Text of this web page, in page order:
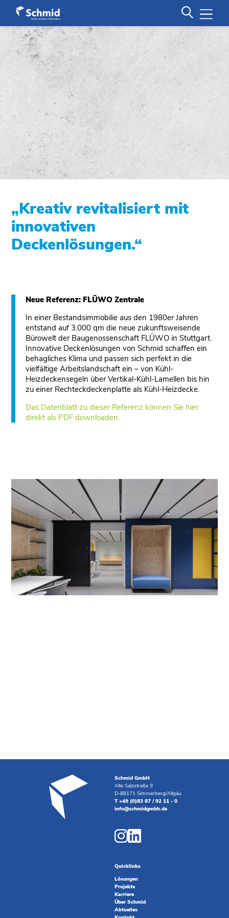
„Kreativ revitalisiert mit
innovativen
Deckenlösungen.“
Neue Referenz: FLÜWO Zentrale
In einer Bestandsimmobilie aus den 1980er Jahren
entstand auf 3.000 qm die neue zukunftsweisende
Bürowelt der Baugenossenschaft FLÜWO in Stuttgart.
Innovative Deckenlösungen von Schmid schaﬀen ein
behagliches Klima und passen sich perfekt in die
vielfältige Arbeitslandschaft ein – von Kühl-
Heizdeckensegeln über Vertikal-Kühl-Lamellen bis hin
zu einer Rechteckdeckenplatte als Kühl-Heizdecke.
Das Datenblatt zu dieser Referenz können Sie hier
direkt als PDF downloaden.
Schmid GmbH
Alte Salzstraße 9
D-88171 Simmerberg/Allgäu
T +49 (0)83 87 / 92 11 - 0
info@schmidgmbh.de
Quicklinks
Lösungen
Projekte
Karriere
Über Schmid
Aktuelles